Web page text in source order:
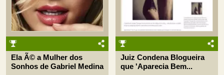
Ela Ã© a Mulher dos
Sonhos de Gabriel Medina
Juiz Condena Blogueira
que 'Aparecia Bem...